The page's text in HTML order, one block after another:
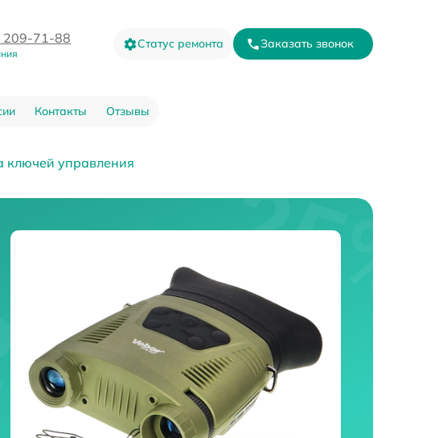
209-71-88 Статус ремонта Заказать звонок
Контакты Отзывы
ключей управления